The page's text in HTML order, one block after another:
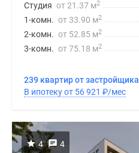
Студия от 21.37 м2
1-комн. от 33.90 м2
2-комн. от 52.85 м2
3-комн. от 75.18 м2
239 квартир от застройщика
В ипотеку от 56 921 ₽/мес
4 4